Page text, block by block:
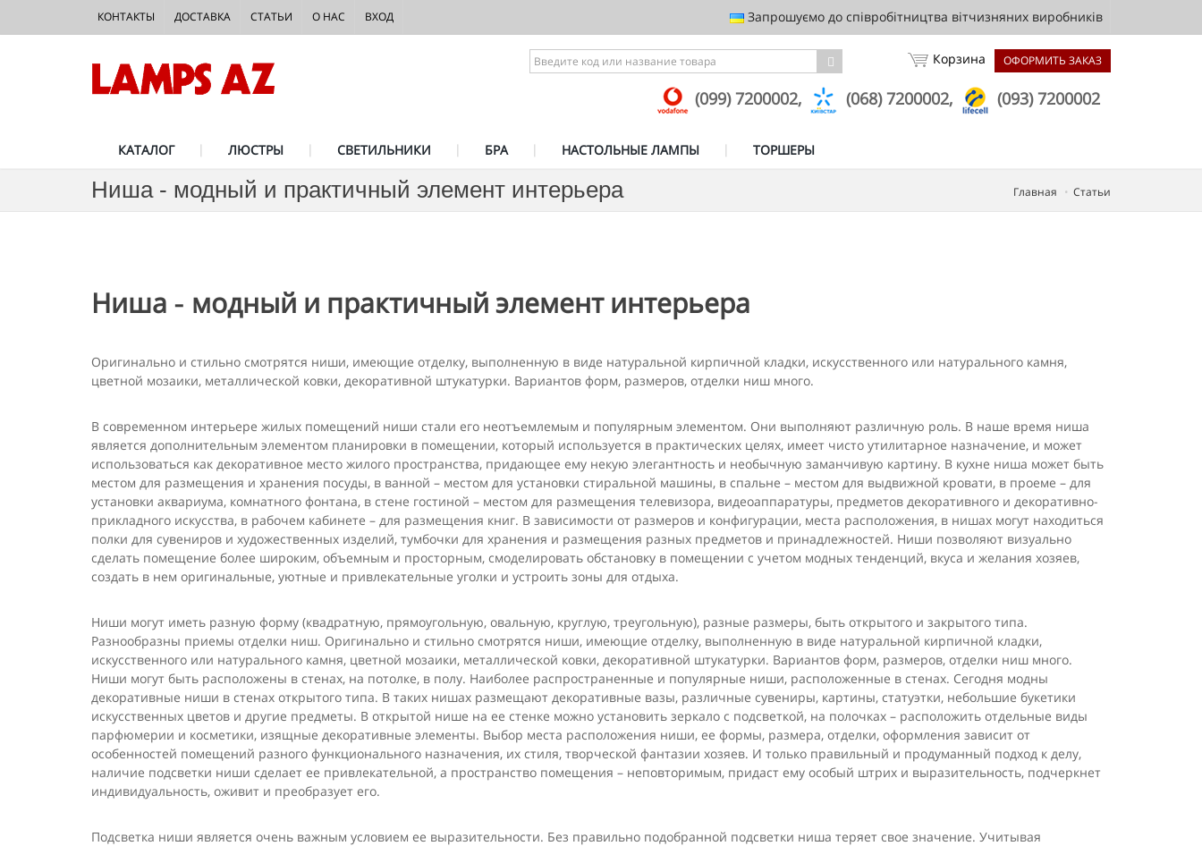
Запрошуємо до співробітництва вітчизняних виробників
КОНТАКТЫ ДОСТАВКА СТАТЬИ О НАС ВХОД
ОФОРМИТЬ ЗАКАЗ
Корзина
(099) 7200002, (068) 7200002, (093) 7200002
КАТАЛОГ ЛЮСТРЫ СВЕТИЛЬНИКИ БРА НАСТОЛЬНЫЕ ЛАМПЫ ТОРШЕРЫ
Ниша - модный и практичный элемент интерьера Главная Статьи
Ниша - модный и практичный элемент интерьера
Оригинально и стильно смотрятся ниши, имеющие отделку, выполненную в виде натуральной кирпичной кладки, искусственного или натурального камня,
цветной мозаики, металлической ковки, декоративной штукатурки. Вариантов форм, размеров, отделки ниш много.
В современном интерьере жилых помещений ниши стали его неотъемлемым и популярным элементом. Они выполняют различную роль. В наше время ниша
является дополнительным элементом планировки в помещении, который используется в практических целях, имеет чисто утилитарное назначение, и может
использоваться как декоративное место жилого пространства, придающее ему некую элегантность и необычную заманчивую картину. В кухне ниша может быть
местом для размещения и хранения посуды, в ванной – местом для установки стиральной машины, в спальне – местом для выдвижной кровати, в проеме – для
установки аквариума, комнатного фонтана, в стене гостиной – местом для размещения телевизора, видеоаппаратуры, предметов декоративного и декоративно-
прикладного искусства, в рабочем кабинете – для размещения книг. В зависимости от размеров и конфигурации, места расположения, в нишах могут находиться
полки для сувениров и художественных изделий, тумбочки для хранения и размещения разных предметов и принадлежностей. Ниши позволяют визуально
сделать помещение более широким, объемным и просторным, смоделировать обстановку в помещении с учетом модных тенденций, вкуса и желания хозяев,
создать в нем оригинальные, уютные и привлекательные уголки и устроить зоны для отдыха.
Ниши могут иметь разную форму (квадратную, прямоугольную, овальную, круглую, треугольную), разные размеры, быть открытого и закрытого типа.
Разнообразны приемы отделки ниш. Оригинально и стильно смотрятся ниши, имеющие отделку, выполненную в виде натуральной кирпичной кладки,
искусственного или натурального камня, цветной мозаики, металлической ковки, декоративной штукатурки. Вариантов форм, размеров, отделки ниш много.
Ниши могут быть расположены в стенах, на потолке, в полу. Наиболее распространенные и популярные ниши, расположенные в стенах. Сегодня модны
декоративные ниши в стенах открытого типа. В таких нишах размещают декоративные вазы, различные сувениры, картины, статуэтки, небольшие букетики
искусственных цветов и другие предметы. В открытой нише на ее стенке можно установить зеркало с подсветкой, на полочках – расположить отдельные виды
парфюмерии и косметики, изящные декоративные элементы. Выбор места расположения ниши, ее формы, размера, отделки, оформления зависит от
особенностей помещений разного функционального назначения, их стиля, творческой фантазии хозяев. И только правильный и продуманный подход к делу,
наличие подсветки ниши сделает ее привлекательной, а пространство помещения – неповторимым, придаст ему особый штрих и выразительность, подчеркнет
индивидуальность, оживит и преобразует его.
Подсветка ниши является очень важным условием ее выразительности. Без правильно подобранной подсветки ниша теряет свое значение. Учитывая